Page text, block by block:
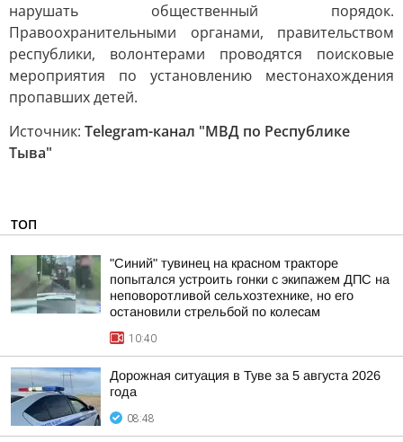
нарушать общественный порядок.
Правоохранительными органами, правительством
республики, волонтерами проводятся поисковые
мероприятия по установлению местонахождения
пропавших детей.
Источник: Telegram-канал "МВД по Республике
Тыва"
ТОП
"Синий" тувинец на красном тракторе
попытался устроить гонки с экипажем ДПС на
неповоротливой сельхозтехнике, но его
остановили стрельбой по колесам
10:40
Дорожная ситуация в Туве за 5 августа 2026
года
08:48